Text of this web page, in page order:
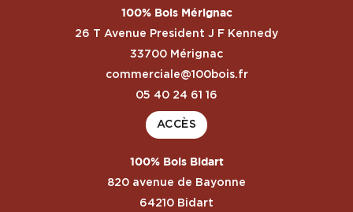
100% Bois Mérignac
26 T Avenue President J F Kennedy
33700 Mérignac
commerciale@100bois.fr
05 40 24 61 16
ACCÈS
100% Bois Bidart
820 avenue de Bayonne
64210 Bidart